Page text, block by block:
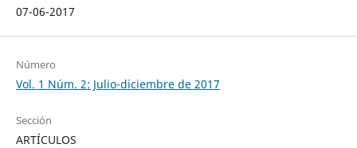
07-06-2017
Número
Vol. 1 Núm. 2: Julio-diciembre de 2017
Sección
ARTÍCULOS